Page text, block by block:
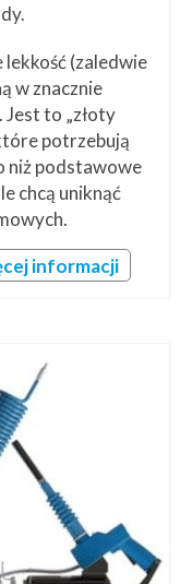
lekkość (zaledwie
w znacznie
Jest to „złoty
potrzebują
niż podstawowe
chcą uniknąć
informacji